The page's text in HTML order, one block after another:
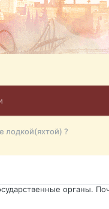
лодкой(яхтой) ?
то мы поможем Вам!
гражданство Украины,
органы.